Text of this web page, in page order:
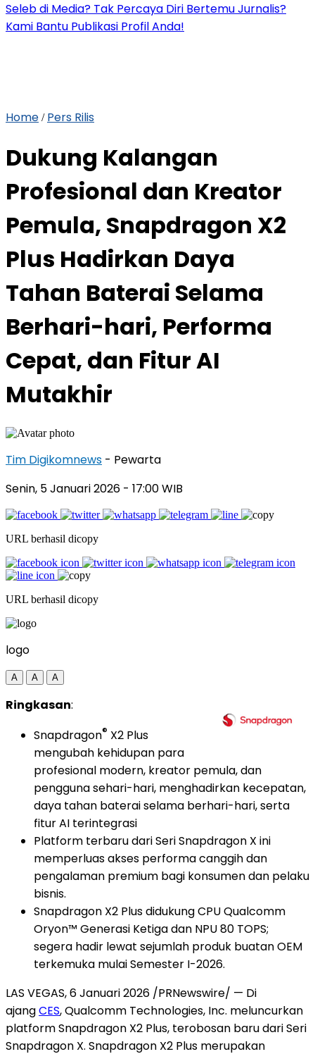
Seleb di Media? Tak Percaya Diri Bertemu Jurnalis?
Kami Bantu Publikasi Profil Anda!
Home / Pers Rilis
Dukung Kalangan
Profesional dan Kreator
Pemula, Snapdragon X2
Plus Hadirkan Daya
Tahan Baterai Selama
Berhari-hari, Performa
Cepat, dan Fitur AI
Mutakhir
Tim Digikomnews - Pewarta
Senin, 5 Januari 2026 - 17:00 WIB
URL berhasil dicopy
URL berhasil dicopy
logo
A A A
Ringkasan:
Snapdragon® X2 Plus
mengubah kehidupan para
profesional modern, kreator pemula, dan
pengguna sehari-hari, menghadirkan kecepatan,
daya tahan baterai selama berhari-hari, serta
fitur AI terintegrasi
Platform terbaru dari Seri Snapdragon X ini
memperluas akses performa canggih dan
pengalaman premium bagi konsumen dan pelaku
bisnis.
Snapdragon X2 Plus didukung CPU Qualcomm
Oryon™ Generasi Ketiga dan NPU 80 TOPS;
segera hadir lewat sejumlah produk buatan OEM
terkemuka mulai Semester I-2026.
LAS VEGAS, 6 Januari 2026 /PRNewswire/ — Di
ajangCES, Qualcomm Technologies, Inc. meluncurkan
platform Snapdragon X2 Plus, terobosan baru dari Seri
Snapdragon X. Snapdragon X2 Plus merupakan